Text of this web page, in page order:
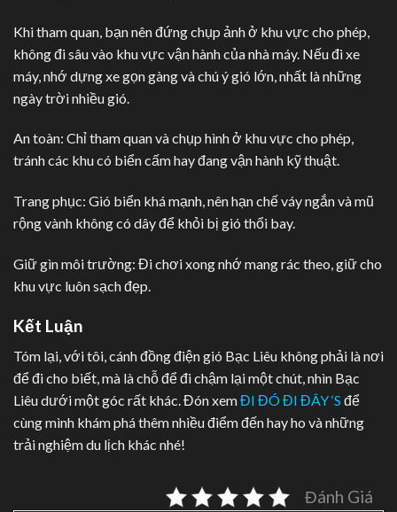
Khi tham quan, bạn nên đứng chụp ảnh ở khu vực cho phép,
không đi sâu vào khu vực vận hành của nhà máy. Nếu đi xe
máy, nhớ dựng xe gọn gàng và chú ý gió lớn, nhất là những
ngày trời nhiều gió.
An toàn: Chỉ tham quan và chụp hình ở khu vực cho phép,
tránh các khu có biển cấm hay đang vận hành kỹ thuật.
Trang phục: Gió biển khá mạnh, nên hạn chế váy ngắn và mũ
rộng vành không có dây để khỏi bị gió thổi bay.
Giữ gìn môi trường: Đi chơi xong nhớ mang rác theo, giữ cho
khu vực luôn sạch đẹp.
Kết Luận
Tóm lại, với tôi, cánh đồng điện gió Bạc Liêu không phải là nơi
để đi cho biết, mà là chỗ để đi chậm lại một chút, nhìn Bạc
Liêu dưới một góc rất khác. Đón xemĐI ĐÓ ĐI ĐÂY ‘S để
cùng mình khám phá thêm nhiều điểm đến hay ho và những
trải nghiệm du lịch khác nhé!
Đánh Giá